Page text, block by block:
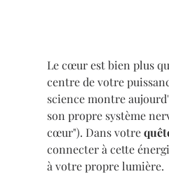
Le cœur est bien plus
centre de votre
science montre
son propre système
cœur"). Dans votre
connecter à cette
à votre propre lumière.